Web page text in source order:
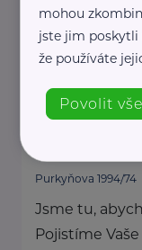
https://
a-poradci/
+420 608
Purkyňova 1994/74
Jsme tu,
Pojistíme
mohou
jste jim poskytli
že používáte
Povolit vše